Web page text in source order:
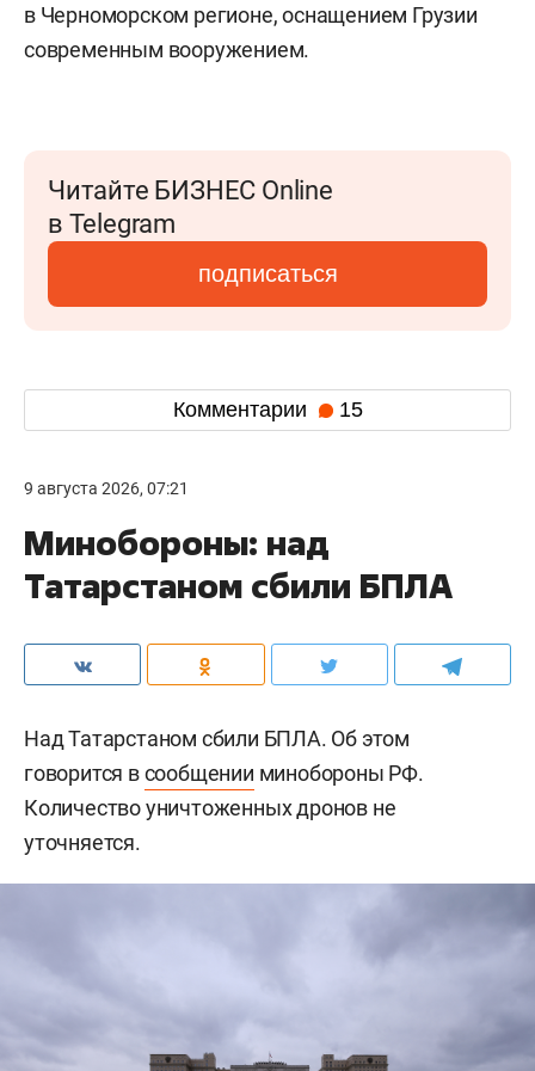
в Черноморском регионе, оснащением Грузии
современным вооружением.
Читайте БИЗНЕС Online
в Telegram
подписаться
Комментарии 15
9 августа 2026, 07:21
Минобороны: над
Татарстаном сбили БПЛА
Над Татарстаном сбили БПЛА. Об этом
говорится всообщении минобороны РФ.
Количество уничтоженных дронов не
уточняется.